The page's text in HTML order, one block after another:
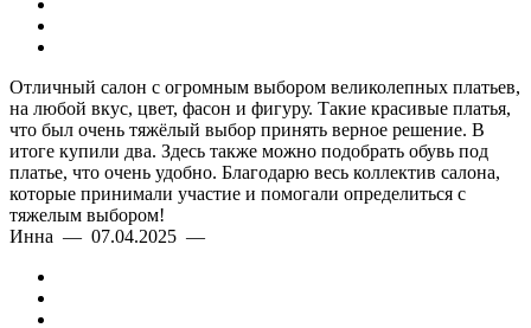
Отличный салон с огромным выбором великолепных платьев,
на любой вкус, цвет, фасон и фигуру. Такие красивые платья,
что был очень тяжёлый выбор принять верное решение. В
итоге купили два. Здесь также можно подобрать обувь под
платье, что очень удобно. Благодарю весь коллектив салона,
которые принимали участие и помогали определиться с
тяжелым выбором!
Инна — 07.04.2025 —